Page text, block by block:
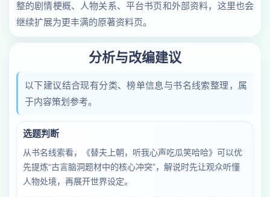
整的剧情梗概、人物关系、平台书页和外部资料，这里也会
继续扩展为更丰满的原著资料页。
分析与改编建议
以下建议结合现有分类、榜单信息与书名线索整理，属
于内容策划参考。
选题判断
从书名线索看，《替夫上朝，听我心声吃瓜笑哈哈》可以优
先提炼“古言脑洞题材中的核心冲突”，解说时先让观众听懂
人物处境，再展开世界设定。